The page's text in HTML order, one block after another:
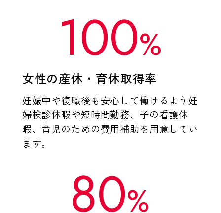
100%
女性の産休・育休取得率
妊娠中や復職後も安心して働けるよう妊
婦検診休暇や短時間勤務、子の看護休
暇、育児のための費用補助を用意してい
ます。
80%